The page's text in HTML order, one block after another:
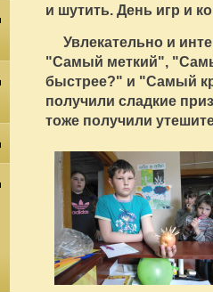
и шутить. День игр и
Увлекательно и
"Самый меткий",
быстрее?" и "Самый
получили сладкие
тоже получили